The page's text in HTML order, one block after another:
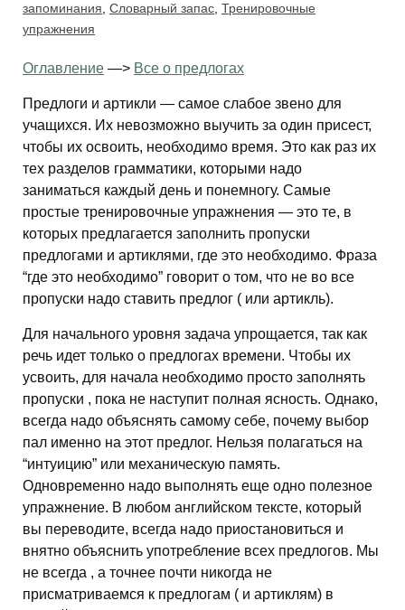
запоминания Словарный запас Тренировочные
упражнения
Оглавление —> Все о предлогах
Предлоги и артикли — самое слабое звено для
учащихся. Их невозможно выучить за один присест,
чтобы их освоить, необходимо время. Это как раз их
тех разделов грамматики, которыми надо
заниматься каждый день и понемногу. Самые
простые тренировочные упражнения — это те, в
которых предлагается заполнить пропуски
предлогами и артиклями, где это необходимо. Фраза
“где это необходимо” говорит о том, что не во все
пропуски надо ставить предлог ( или артикль).
Для начального уровня задача упрощается, так как
речь идет только о предлогах времени. Чтобы их
усвоить, для начала необходимо просто заполнять
пропуски , пока не наступит полная ясность. Однако,
всегда надо объяснять самому себе, почему выбор
пал именно на этот предлог. Нельзя полагаться на
“интуицию” или механическую память.
Одновременно надо выполнять еще одно полезное
упражнение. В любом английском тексте, который
вы переводите, всегда надо приостановиться и
внятно объяснить употребление всех предлогов. Мы
не всегда , а точнее почти никогда не
присматриваемся к предлогам ( и артиклям) в